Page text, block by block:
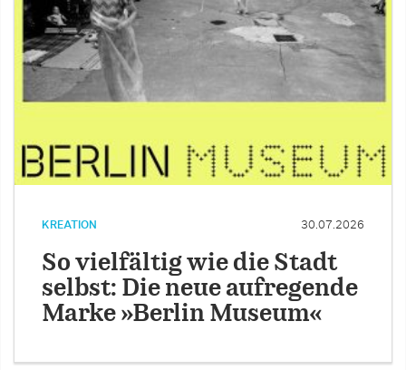
KREATION 30.07.2026
So vielfältig wie die Stadt
selbst: Die neue aufregende
Marke »Berlin Museum«